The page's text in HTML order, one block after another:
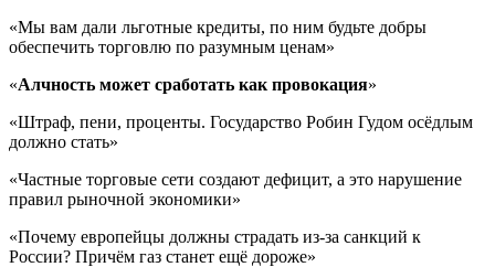
«Мы вам дали льготные кредиты, по ним будьте добры
обеспечить торговлю по разумным ценам»
«Алчность может сработать как провокация»
«Штраф, пени, проценты. Государство Робин Гудом осёдлым
должно стать»
«Частные торговые сети создают дефицит, а это нарушение
правил рыночной экономики»
«Почему европейцы должны страдать из-за санкций к
России? Причём газ станет ещё дороже»